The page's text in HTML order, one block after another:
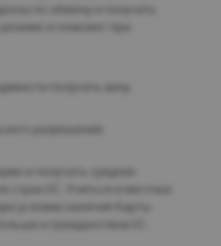
по обмену и получать
и поможет при
получать визу.
разрешения.
ЕС. Учиться в местных
условии наличия Карты